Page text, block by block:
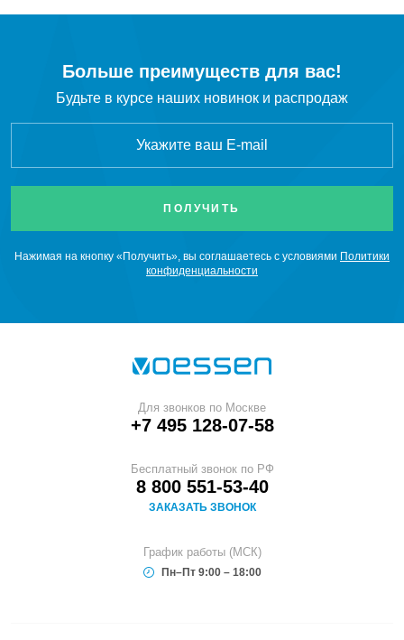
Больше преимуществ для вас!
Будьте в курсе наших новинок и распродаж
Нажимая на кнопку «Получить», вы соглашаетесь с условиями Политики
конфиденциальности
Для звонков по Москве
+7 495 128-07-58
Бесплатный звонок по РФ
8 800 551-53-40
ЗАКАЗАТЬ ЗВОНОК
График работы (МСК)
Пн–Пт 9:00 – 18:00